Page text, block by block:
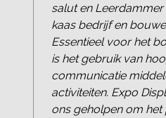
salut en Leerdammer
kaas bedrijf en
Essentieel voor het
is het gebruik van
communicatie
activiteiten. Expo
ons geholpen om het